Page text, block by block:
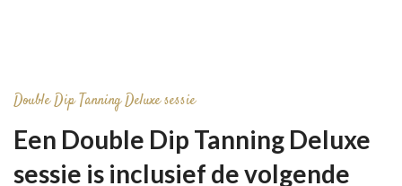
Double Dip Tanning Deluxe sessie
Een Double Dip Tanning Deluxe
sessie is inclusief de volgende